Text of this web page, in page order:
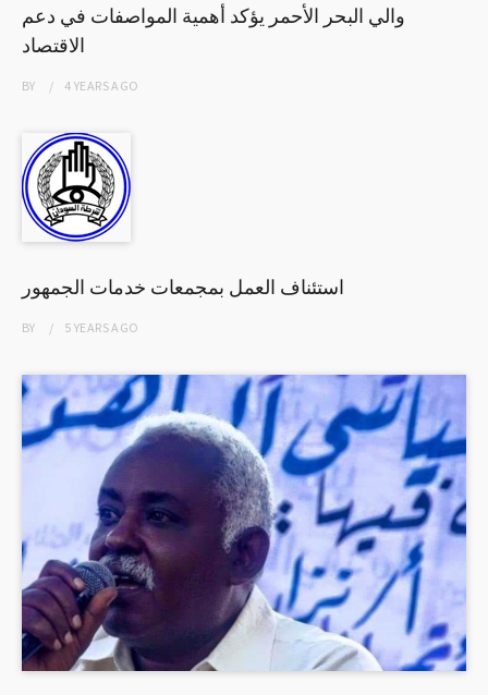
والي البحر الأحمر يؤكد أهمية المواصفات في دعم
الاقتصاد
BY 4 YEARSAGO
استئناف العمل بمجمعات خدمات الجمهور
BY 5 YEARSAGO